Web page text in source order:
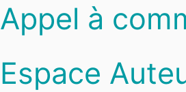
Appel à
Espace